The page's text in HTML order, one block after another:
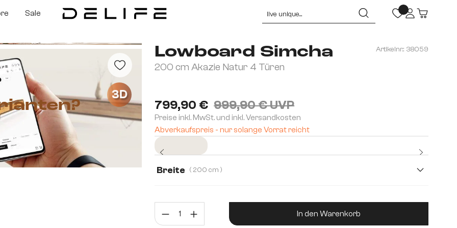
Sale
Lowboard Simcha
200 cm Akazie Natur 4 Türen
Artikelnr.: 38059
799,90 € 999,90 € UVP
Preise inkl. MwSt. und inkl. Versandkosten
Abverkaufspreis - nur solange Vorrat reicht
Breite ( 200 cm )
Produkt Anzahl: Gib den gewünschten Wert
In den Warenkorb
3D